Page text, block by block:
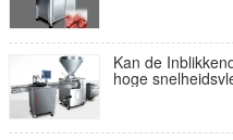
Kan de
hoge